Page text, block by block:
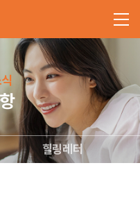
힐링레터